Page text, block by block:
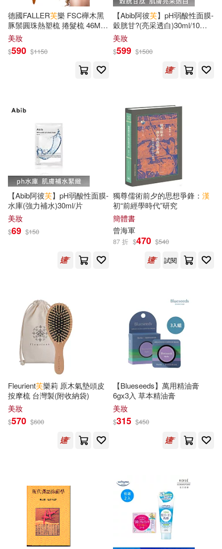
紀連海(37) 謝佳紘(37)
長谷川裕一(37)
（美）吳月梅（主編）(37)
劉富華等（編著）(36)
富野由悠季(36) 月望東山(36)
篠原千繪(36)
（英）威廉·莎士比亞(36)
世一編輯部(35) 川原正敏(35)
幼福編輯部(35)
星球地圖出版社(35)
關心則亂(35)
陳明宗(35)
萬達兒童文化(34)
娥蘇拉．勒瑰恩(33)
南京大學出版社(315)
中信出版社(311)
上海三聯書店(298)
中國統計出版社(298)
復旦大學出版社(298)
中國宇航出版社(297)
遠流(288)
吉林出版集團有限責任公司(287)
文匯出版社(278) 尖端(273)
中國人民大學出版社(270)
五洲傳播出版社(265)
上海譯文出版社(259)
上海科學技術出版社(257)
德國FALLER芙樂 FSC櫸木黑
豚鬃圓珠熱塑梳 捲髮梳 46MM
吹蓬捲髮好助手
美妝
$590 $1150
【Abib阿彼芙】pH弱酸性面膜-
穀胱甘?(亮采透白)30ml/10片-
盒裝
美妝
$599 $1500
【Abib阿彼芙】pH弱酸性面膜-
水庫(強力補水)30ml/片
美妝
$69 $150
獨尊儒術前夕的思想爭鋒： 漢
初“前經學時代”研究
簡體書
曾海軍
87 折 $470 $540
試閱
Fleurient芙樂莉 原木氣墊頭皮
按摩梳 台灣製(附收納袋)
美妝
$570 $600
【Blueseeds】萬用精油膏
6gx3入 草本精油膏
美妝
$315 $450